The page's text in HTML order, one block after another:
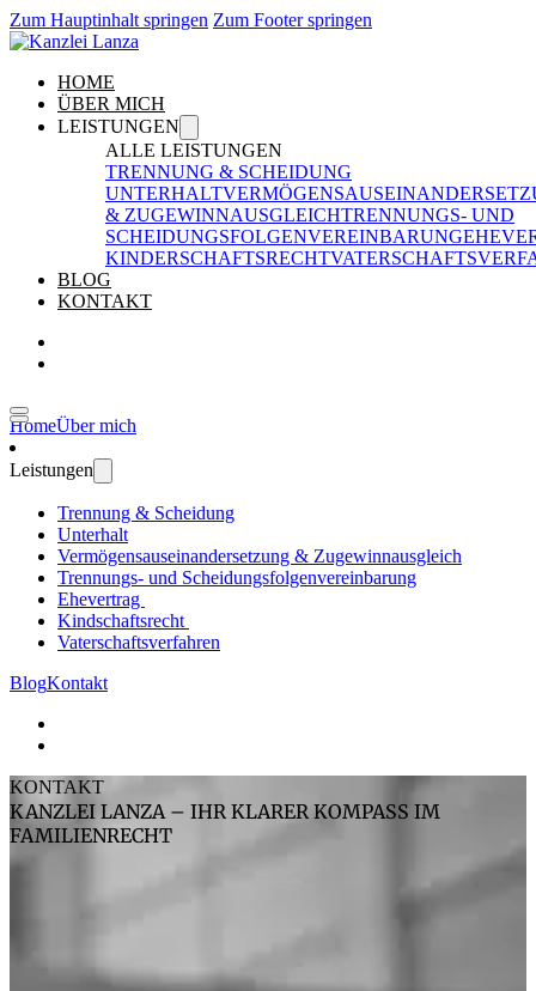
Zum Hauptinhalt springen Zum Footer springen
HOME
ÜBER MICH
LEISTUNGEN
ALLE LEISTUNGEN
TRENNUNG & SCHEIDUNG
UNTERHALT
& ZUGEWINNAUSGLEICHTRENNUNGS- UND
SCHEIDUNGSFOLGENVEREINBARUNG
KINDERSCHAFTSRECHT
BLOG
KONTAKT
HomeÜber mich
Leistungen
Trennung & Scheidung
Unterhalt
Vermögensauseinandersetzung & Zugewinnausgleich
Trennungs- und Scheidungsfolgenvereinbarung
Ehevertrag
Kindschaftsrecht
Vaterschaftsverfahren
BlogKontakt
KONTAKT
KANZLEI LANZA – IHR KLARER KOMPASS IM
FAMILIENRECHT